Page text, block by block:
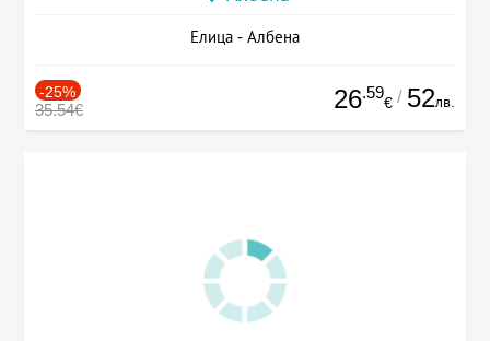
Елица - Албена
-25%
35.54€ 26.59
€ / 52лв.